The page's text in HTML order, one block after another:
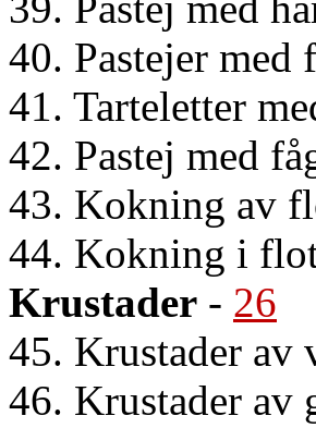
40. Pastejer
41. Tarteletter
42. Pastej med
43. Kokning av
44. Kokning i
Krustader - 26
45. Krustader av
46. Krustader av